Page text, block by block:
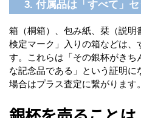
3. 付属品は「すべて」
箱（桐箱）、包み紙、栞（説
検定マーク」入りの箱などは
す。これらは「その銀杯がき
な記念品である」という証明に
場合はプラス査定に繋がります。